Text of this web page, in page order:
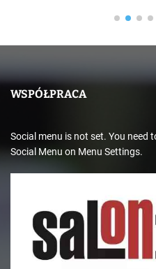
WSPÓŁPRACA
Social menu is not set. You need
Social Menu on Menu Settings.